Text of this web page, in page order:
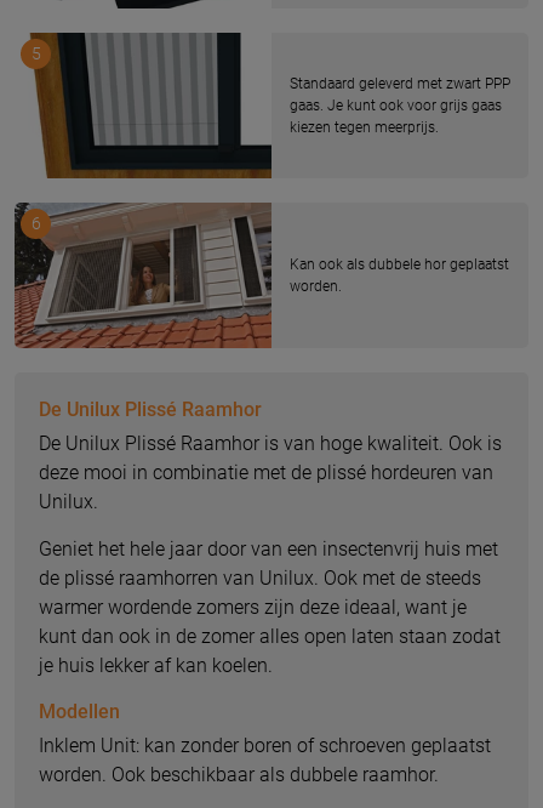
Standaard geleverd met zwart PPP
gaas. Je kunt ook voor grijs gaas
kiezen tegen meerprijs.
5
Kan ook als dubbele hor geplaatst
worden.
6
De Unilux Plissé Raamhor
De Unilux Plissé Raamhor is van hoge kwaliteit. Ook is
deze mooi in combinatie met de plissé hordeuren van
Unilux.
Geniet het hele jaar door van een insectenvrij huis met
de plissé raamhorren van Unilux. Ook met de steeds
warmer wordende zomers zijn deze ideaal, want je
kunt dan ook in de zomer alles open laten staan zodat
je huis lekker af kan koelen.
Modellen
Inklem Unit: kan zonder boren of schroeven geplaatst
worden. Ook beschikbaar als dubbele raamhor.